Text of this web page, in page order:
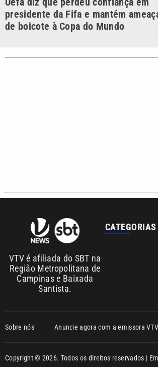
VTV é afiliada do SBT na
Região Metropolitana de
Campinas e Baixada